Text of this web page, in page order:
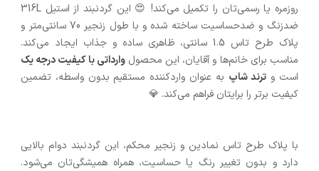
روزمره یا رسمی‌تان را تکمیل می‌کند! 😍 این گردنبند از استیل 316L
ضدزنگ و ضدحساسیت ساخته شده و با طول زنجیر 70 سانتی‌متر و
پلاک طرح تاس 1.5 سانتی، ظاهری ساده و جذاب ایجاد می‌کند.
مناسب برای خانم‌ها و آقایان، این محصولوارداتی با کیفیت درجه یک
است و ترند شاپ به عنوان واردکننده مستقیم بدون واسطه، تضمین
کیفیت برتر را برایتان فراهم می‌کند. 💎
با پلاک طرح تاس نمادین و زنجیر محکم، این گردنبند دوام بالایی
دارد و بدون تغییر رنگ یا حساسیت، همراه همیشگی‌تان می‌شود.